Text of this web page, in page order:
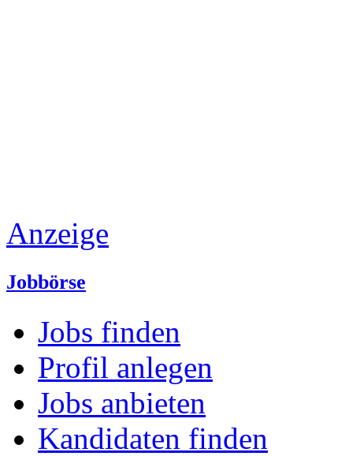
Anzeige
Jobbörse
Jobs finden
Profil anlegen
Jobs anbieten
Kandidaten finden